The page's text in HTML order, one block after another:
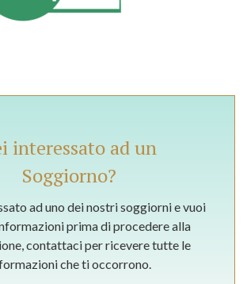
interessato ad un
Soggiorno?
ad uno dei nostri soggiorni e vuoi
prima di procedere alla
contattaci per ricevere tutte le
che ti occorrono.